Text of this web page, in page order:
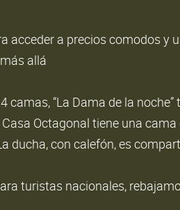
acceder a precios comodos y
allá
camas, “La Dama de la
Octagonal tiene una
ducha, con calefón, es
turistas nacionales,